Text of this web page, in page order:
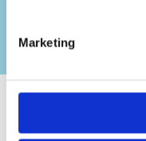
Marketing